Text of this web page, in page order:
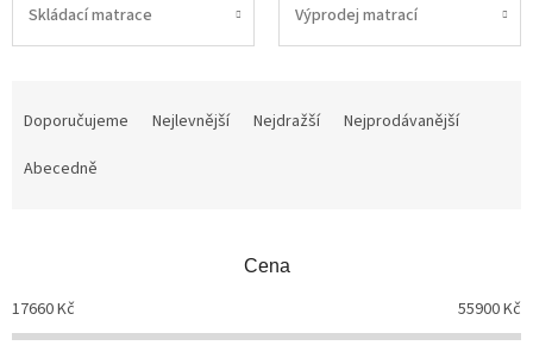
Skládací matrace Výprodej matrací
o
d
Doporučujeme Nejlevnější Nejdražší
Nejprodávanější
Abecedně
Cena
17660Kč 55900Kč